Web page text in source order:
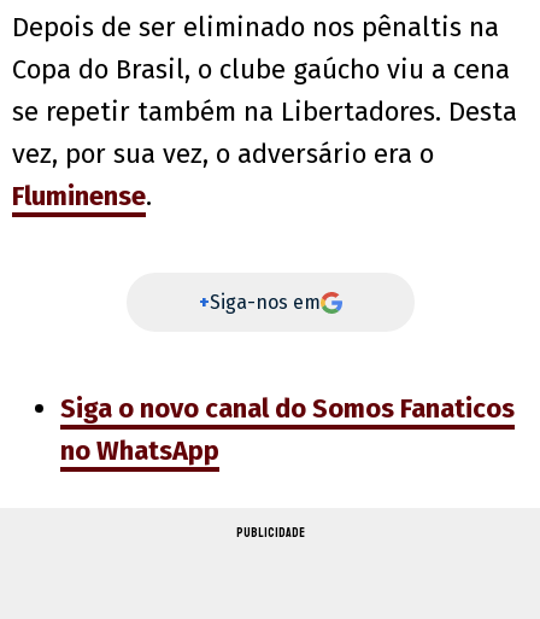
Depois de ser eliminado nos pênaltis na
Copa do Brasil, o clube gaúcho viu a cena
se repetir também na Libertadores. Desta
vez, por sua vez, o adversário era o
Fluminense.
+Siga-nos em
Siga o novo canal do Somos Fanaticos
no WhatsApp
PUBLICIDADE